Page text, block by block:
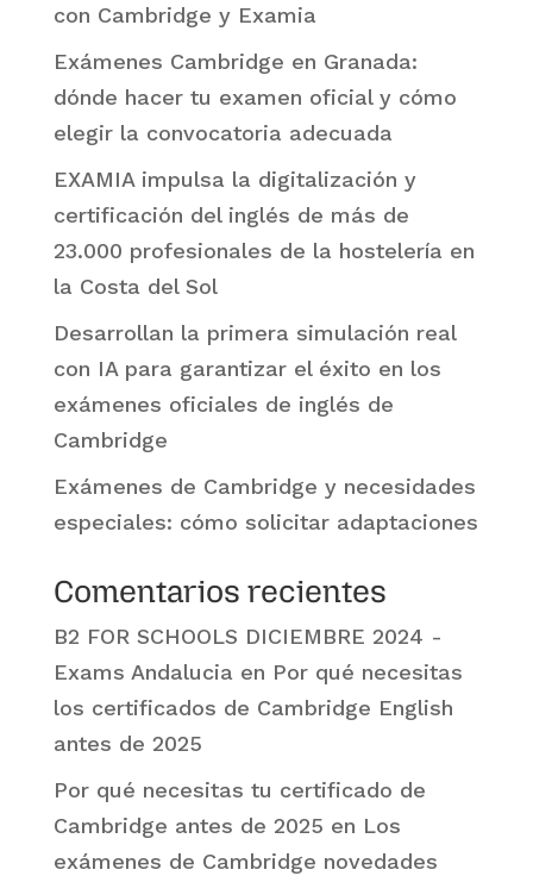
con Cambridge y Examia
Exámenes Cambridge en Granada:
dónde hacer tu examen oficial y cómo
elegir la convocatoria adecuada
EXAMIA impulsa la digitalización y
certificación del inglés de más de
23.000 profesionales de la hostelería en
la Costa del Sol
Desarrollan la primera simulación real
con IA para garantizar el éxito en los
exámenes oficiales de inglés de
Cambridge
Exámenes de Cambridge y necesidades
especiales: cómo solicitar adaptaciones
Comentarios recientes
B2 FOR SCHOOLS DICIEMBRE 2024 -
Exams Andalucia en Por qué necesitas
los certificados de Cambridge English
antes de 2025
Por qué necesitas tu certificado de
Cambridge antes de 2025 en Los
exámenes de Cambridge novedades